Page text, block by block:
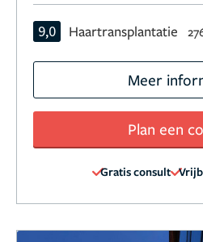
9,0 Haartransplantatie
Meer
Plan een
Gratis consult